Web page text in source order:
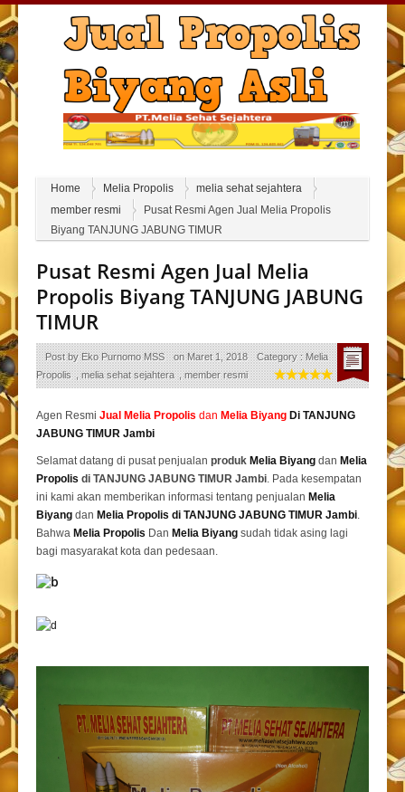
Home Melia Propolis
melia sehat sejahtera
member resmi
Pusat Resmi Agen Jual Melia Propolis
Biyang TANJUNG JABUNG TIMUR
Pusat Resmi Agen Jual Melia
Propolis Biyang TANJUNG JABUNG
TIMUR
Post byEko Purnomo MSS onMaret 1, 2018 Category :Melia
Propolis ,melia sehat sejahtera ,member resmi
Agen Resmi Jual Melia Propolis dan Melia Biyang Di TANJUNG
JABUNG TIMUR Jambi
Selamat datang di pusat penjualan produk Melia Biyang dan Melia
Propolis di TANJUNG JABUNG TIMUR Jambi. Pada kesempatan
ini kami akan memberikan informasi tentang penjualan Melia
Biyang dan Melia Propolis di TANJUNG JABUNG TIMUR Jambi.
Bahwa Melia Propolis Dan Melia Biyang sudah tidak asing lagi
bagi masyarakat kota dan pedesaan.